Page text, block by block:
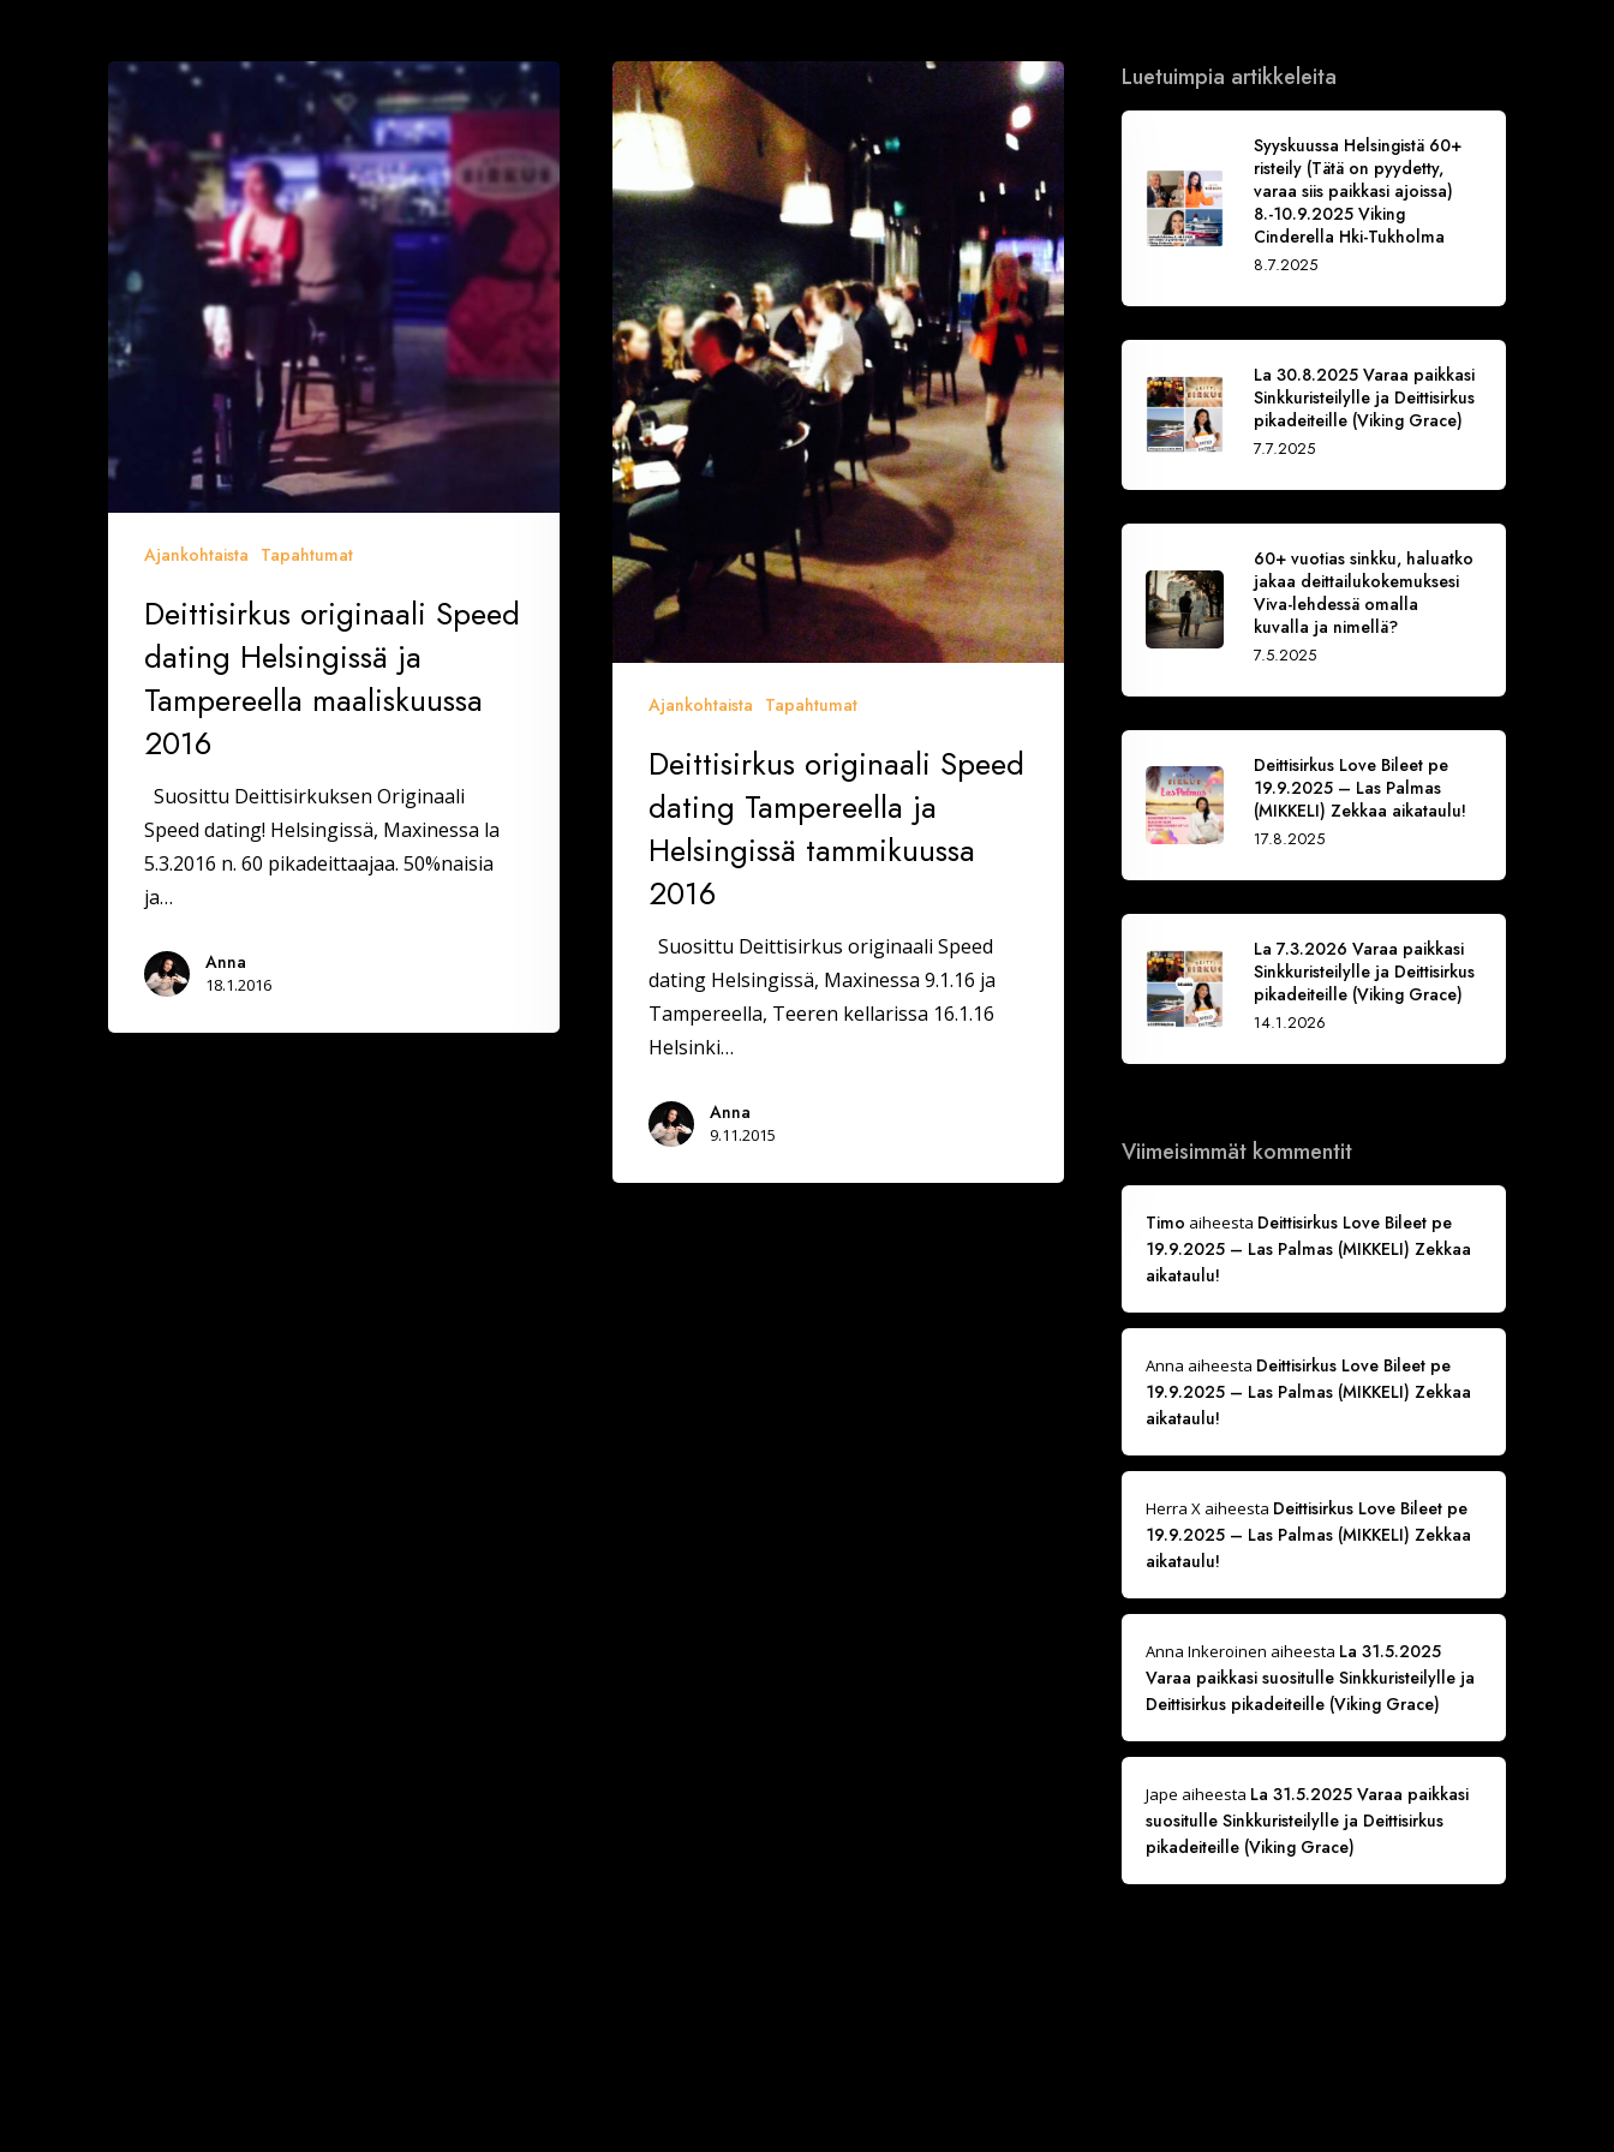
Deittisirkus
originaali
Speed
dating
Helsingissä
ja
Tampereella
maaliskuussa
2016
Ajankohtaista Tapahtumat
Deittisirkus originaali Speed
dating Helsingissä ja
Tampereella maaliskuussa
2016
Suosittu Deittisirkuksen Originaali
Speed dating! Helsingissä, Maxinessa la
5.3.2016 n. 60 pikadeittaajaa. 50%naisia
ja…
Anna
18.1.2016
Deittisirkus
originaali
Speed
Tampereella
ja
Helsingissä
tammikuussa
2016
Ajankohtaista Tapahtumat
Deittisirkus originaali Speed
dating Tampereella ja
Helsingissä tammikuussa
2016
Suosittu Deittisirkus originaali Speed
dating Helsingissä, Maxinessa 9.1.16 ja
Tampereella, Teeren kellarissa 16.1.16
Helsinki…
Anna
9.11.2015
Luetuimpia artikkeleita
Syyskuussa Helsingistä 60+
risteily (Tätä on pyydetty,
varaa siis paikkasi ajoissa)
8.-10.9.2025 Viking
Cinderella Hki-Tukholma
8.7.2025
La 30.8.2025 Varaa paikkasi
Sinkkuristeilylle ja Deittisirkus
pikadeiteille (Viking Grace)
7.7.2025
60+ vuotias sinkku, haluatko
jakaa deittailukokemuksesi
Viva-lehdessä omalla
kuvalla ja nimellä?
7.5.2025
Deittisirkus Love Bileet pe
19.9.2025 – Las Palmas
(MIKKELI) Zekkaa aikataulu!
17.8.2025
La 7.3.2026 Varaa paikkasi
Sinkkuristeilylle ja Deittisirkus
pikadeiteille (Viking Grace)
14.1.2026
Viimeisimmät kommentit
Timo aiheesta Deittisirkus Love Bileet pe
19.9.2025 – Las Palmas (MIKKELI) Zekkaa
aikataulu!
Anna aiheesta Deittisirkus Love Bileet pe
19.9.2025 – Las Palmas (MIKKELI) Zekkaa
aikataulu!
Herra Xaiheesta Deittisirkus Love Bileet pe
19.9.2025 – Las Palmas (MIKKELI) Zekkaa
aikataulu!
Anna Inkeroinen aiheesta La 31.5.2025
Varaa paikkasi suositulle Sinkkuristeilylle ja
Deittisirkus pikadeiteille (Viking Grace)
Jape aiheesta La 31.5.2025 Varaa paikkasi
suositulle Sinkkuristeilylle ja Deittisirkus
pikadeiteille (Viking Grace)